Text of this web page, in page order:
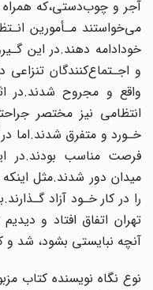
آجر‌ و چوب‌دستی‌،که همراه
می‌خواستند مـأمورین
خودادامه دهند.در این
و اجـتماع‌کنندگان تنزاعی
واقع و مجروح شدند‌.در‌
انتظامی‌ نیز مختصر
خـورد و متفرق شدند.اما‌ در‌
فرصت مناسب‌ بودند‌.در‌
میدان‌ دور شدند.مثل اینکه‌
را‌ در‌ کار خـود آزاد
تهران اتفاق افتاد و دیدیم
آنچه نبایستی بشود، شد و
نوع نگاه نویسنده کتاب‌